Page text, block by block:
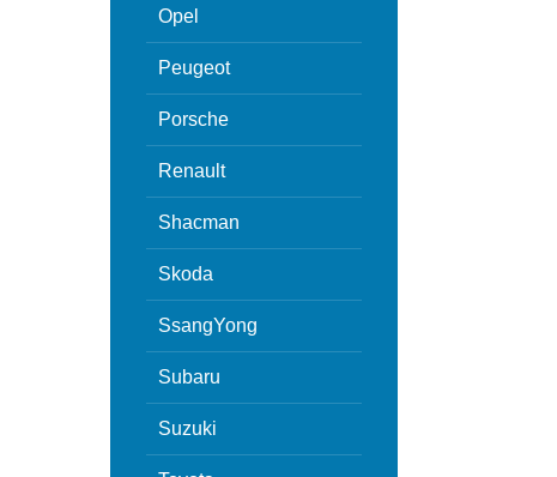
Opel
Peugeot
Porsche
Renault
Shacman
Skoda
SsangYong
Subaru
Suzuki